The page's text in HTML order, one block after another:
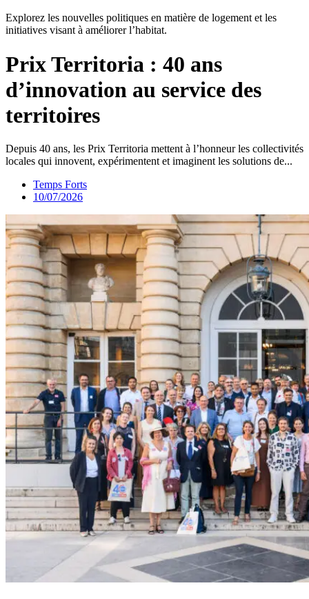
Explorez les nouvelles politiques en matière de logement et les
initiatives visant à améliorer l’habitat.
Prix Territoria : 40 ans
d’innovation au service des
territoires
Depuis 40 ans, les Prix Territoria mettent à l’honneur les collectivités
locales qui innovent, expérimentent et imaginent les solutions de...
Temps Forts
10/07/2026